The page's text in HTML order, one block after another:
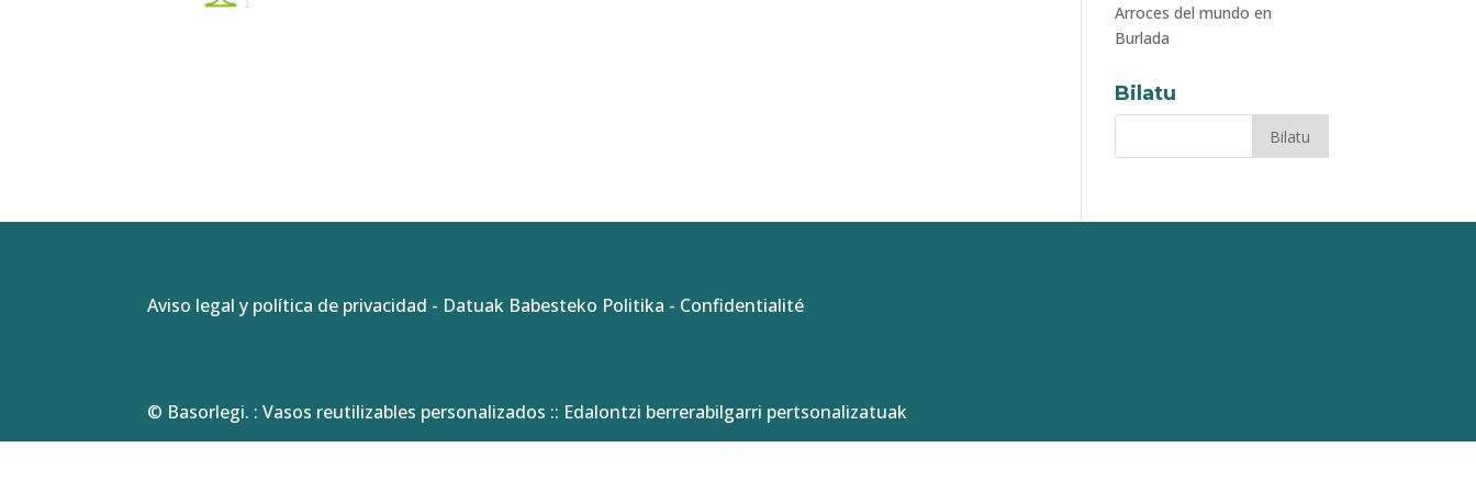
Arroces del mundo en
Burlada
Bilatu
Aviso legal y política de privacidad - Datuak Babesteko Politika - Confidentialité
© Basorlegi. : Vasos reutilizables personalizados :: Edalontzi berrerabilgarri pertsonalizatuak